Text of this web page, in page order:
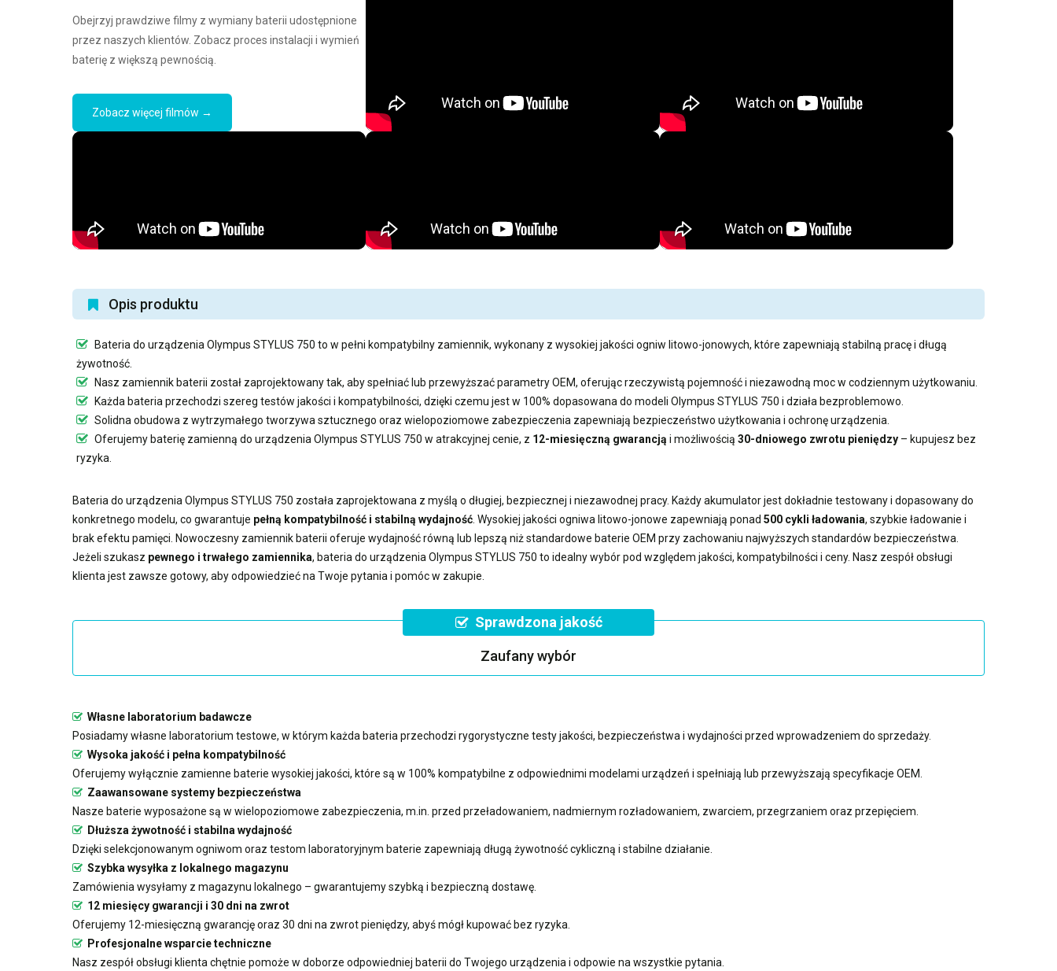
Obejrzyj prawdziwe filmy z wymiany baterii udostępnione
przez naszych klientów. Zobacz proces instalacji i wymień
baterię z większą pewnością.
Zobacz więcej filmów →
Opis produktu
Bateria do urządzenia Olympus STYLUS 750 to w pełni kompatybilny zamiennik, wykonany z wysokiej jakości ogniw litowo-jonowych, które zapewniają stabilną pracę i długą
żywotność.
Nasz zamiennik baterii został zaprojektowany tak, aby spełniać lub przewyższać parametry OEM, oferując rzeczywistą pojemność i niezawodną moc w codziennym użytkowaniu.
Każda bateria przechodzi szereg testów jakości i kompatybilności, dzięki czemu jest w 100% dopasowana do modeli Olympus STYLUS 750 i działa bezproblemowo.
Solidna obudowa z wytrzymałego tworzywa sztucznego oraz wielopoziomowe zabezpieczenia zapewniają bezpieczeństwo użytkowania i ochronę urządzenia.
Oferujemy baterię zamienną do urządzenia Olympus STYLUS 750 w atrakcyjnej cenie, z 12-miesięczną gwarancją i możliwością 30-dniowego zwrotu pieniędzy – kupujesz bez
ryzyka.
Bateria do urządzenia Olympus STYLUS 750 została zaprojektowana z myślą o długiej, bezpiecznej i niezawodnej pracy. Każdy akumulator jest dokładnie testowany i dopasowany do
konkretnego modelu, co gwarantuje pełną kompatybilność i stabilną wydajność . Wysokiej jakości ogniwa litowo-jonowe zapewniają ponad 500 cykli ładowania, szybkie ładowanie i
brak efektu pamięci. Nowoczesny zamiennik baterii oferuje wydajność równą lub lepszą niż standardowe baterie OEM przy zachowaniu najwyższych standardów bezpieczeństwa.
Jeżeli szukasz pewnego i trwałego zamiennika, bateria do urządzenia Olympus STYLUS 750 to idealny wybór pod względem jakości, kompatybilności i ceny. Nasz zespół obsługi
klienta jest zawsze gotowy, aby odpowiedzieć na Twoje pytania i pomóc w zakupie.
Sprawdzona jakość
Zaufany wybór
Własne laboratorium badawcze
Posiadamy własne laboratorium testowe, w którym każda bateria przechodzi rygorystyczne testy jakości, bezpieczeństwa i wydajności przed wprowadzeniem do sprzedaży.
Wysoka jakość i pełna kompatybilność
Oferujemy wyłącznie zamienne baterie wysokiej jakości, które są w 100% kompatybilne z odpowiednimi modelami urządzeń i spełniają lub przewyższają specyfikacje OEM.
Zaawansowane systemy bezpieczeństwa
Nasze baterie wyposażone są w wielopoziomowe zabezpieczenia, m.in. przed przeładowaniem, nadmiernym rozładowaniem, zwarciem, przegrzaniem oraz przepięciem.
Dłuższa żywotność i stabilna wydajność
Dzięki selekcjonowanym ogniwom oraz testom laboratoryjnym baterie zapewniają długą żywotność cykliczną i stabilne działanie.
Szybka wysyłka z lokalnego magazynu
Zamówienia wysyłamy z magazynu lokalnego – gwarantujemy szybką i bezpieczną dostawę.
12 miesięcy gwarancji i 30 dni na zwrot
Oferujemy 12-miesięczną gwarancję oraz 30 dni na zwrot pieniędzy, abyś mógł kupować bez ryzyka.
Profesjonalne wsparcie techniczne
Nasz zespół obsługi klienta chętnie pomoże w doborze odpowiedniej baterii do Twojego urządzenia i odpowie na wszystkie pytania.